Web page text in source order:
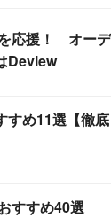
応援！ オーデ
Deview
すめ11選【徹底
すすめ40選